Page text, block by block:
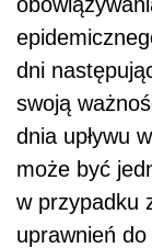
dni
swoją
dnia upływu
może być
w przypadku
uprawnień